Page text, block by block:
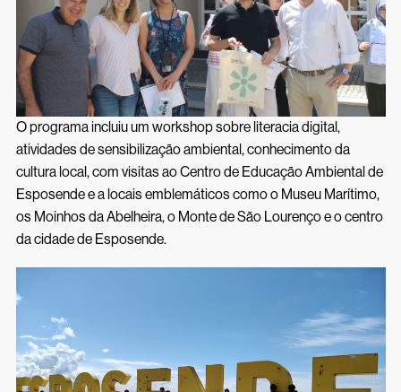
O programa incluiu um workshop sobre literacia digital,
atividades de sensibilização ambiental, conhecimento da
cultura local, com visitas ao Centro de Educação Ambiental de
Esposende e a locais emblemáticos como o Museu Marítimo,
os Moinhos da Abelheira, o Monte de São Lourenço e o centro
da cidade de Esposende.